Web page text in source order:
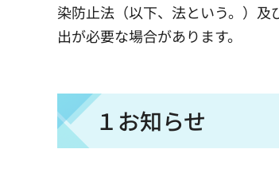
染防止法（以下、法という。）
出が必要な場合があります。
１お知らせ